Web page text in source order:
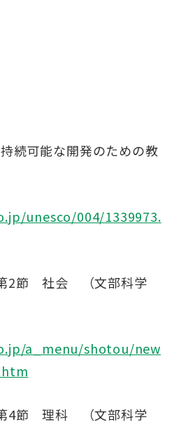
続可能な開発のための教
unesco/004/1339973.
2節 社会 （文部科学
a_menu/shotou/new
4節 理科 （文部科学